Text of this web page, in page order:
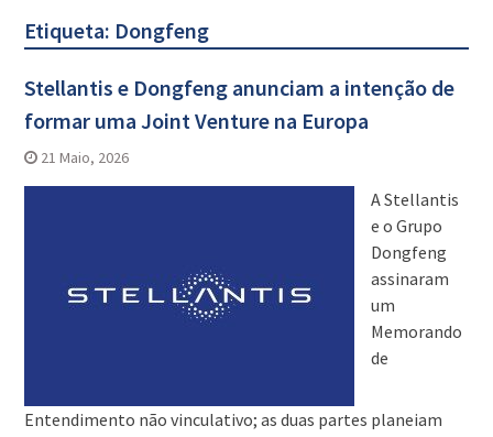
Etiqueta: Dongfeng
Stellantis e Dongfeng anunciam a intenção de
formar uma Joint Venture na Europa
21 Maio, 2026
A Stellantis
e o Grupo
Dongfeng
assinaram
um
Memorando
de
Entendimento não vinculativo; as duas partes planeiam